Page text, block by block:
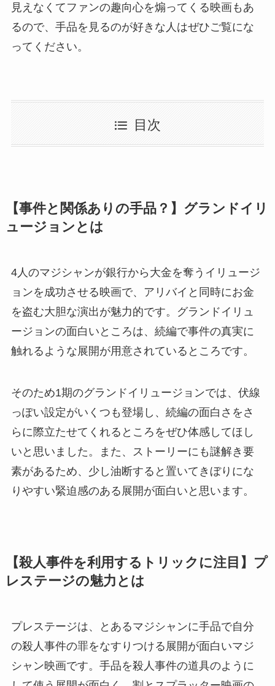
見えなくてファンの趣向心を煽ってくる映画もあ
るので、手品を見るのが好きな人はぜひご覧にな
ってください。
目次
【事件と関係ありの手品？】グランドイリ
ュージョンとは
4人のマジシャンが銀行から大金を奪うイリュージ
ョンを成功させる映画で、アリバイと同時にお金
を盗む大胆な演出が魅力的です。グランドイリュ
ージョンの面白いところは、続編で事件の真実に
触れるような展開が用意されているところです。
そのため1期のグランドイリュージョンでは、伏線
っぽい設定がいくつも登場し、続編の面白さをさ
らに際立たせてくれるところをぜひ体感してほし
いと思いました。また、ストーリーにも謎解き要
素があるため、少し油断すると置いてきぼりにな
りやすい緊迫感のある展開が面白いと思います。
【殺人事件を利用するトリックに注目】プ
レステージの魅力とは
プレステージは、とあるマジシャンに手品で自分
の殺人事件の罪をなすりつける展開が面白いマジ
シャン映画です。手品を殺人事件の道具のように